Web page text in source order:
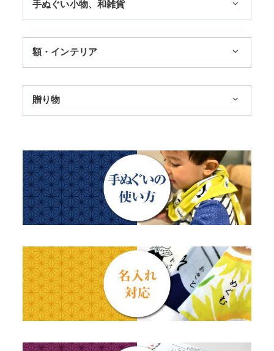
3,300円まで
季節のおすすめ
浮世絵・名画名作・古典
四季
動物・その他
江戸小紋・総柄・無地
藍染め・絞り染め
手ぬぐい小物、和雑貨
扇子
赤ちゃん甚平
ステーショナリー
額・インテリア
TokyoTokyo選定商品
のれん
贈り物
母の日ギフト
父の日ギフト
結婚祝い
出産祝い
秋のギフト